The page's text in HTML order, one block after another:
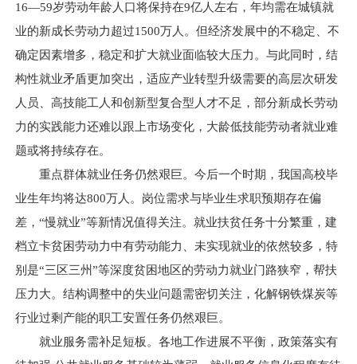
16—59岁劳动年龄人口将保持在9亿人左右，年均需在城镇就
业的新成长劳动力超过1500万人。但经济发展中的不稳定、不
确定因素增多，稳定和扩大就业面临较大压力。与此同时，结
构性就业矛盾更加突出，适应产业转型升级需要的高层次研发
人员、高技能工人和创新型复合型人才不足，部分新成长劳动
力的实践能力还难以跟上市场变化，大龄低技能劳动者就业难
题或将持续存在。
重点群体就业任务仍然艰巨。今后一个时期，我国高校毕
业生年均将达800万人。岗位需求与毕业生求职预期存在偏
差，“慢就业”等新情况值得关注。就业扶贫任务十分繁重，建
档立卡贫困劳动力中有劳动能力、未实现就业的依然较多，特
别是“三区三州”等深度贫困地区的劳动力就业门路狭窄，帮扶
压力大。结构调整中的失业问题需密切关注，化解钢铁煤炭等
行业过剩产能的职工安置任务仍然艰巨。
就业服务需补足短板。各地工作进展不平衡，政策落实有